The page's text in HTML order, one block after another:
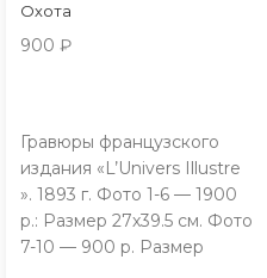
Охота
900 ₽
Гравюры французского
издания «L’Univers Illustre
». 1893 г. Фото 1-6 — 1900
р.: Размер 27х39.5 см. Фото
7-10 — 900 р. Размер